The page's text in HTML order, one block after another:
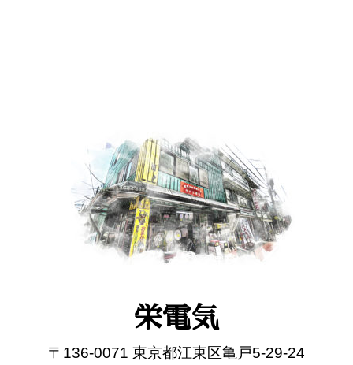
栄電気
〒136-0071 東京都江東区亀戸5-29-24